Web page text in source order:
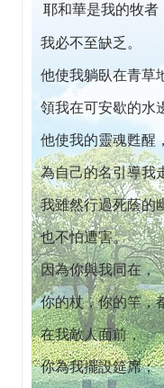
耶和華是我的牧者
我必不至缺乏。
他使我躺臥在青草
領我在可安歇的水
他使我的靈魂甦醒，
為自己的名引導我
我雖然行過死蔭的
也不怕遭害。
因為你與我同在，
你的杖，你的竿，
在我敵人面前，
你為我擺設筵席；
開幕迄今已篩檢出1700